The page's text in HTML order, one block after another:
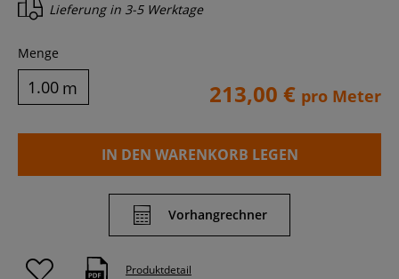
Lieferung in 3-5 Werktage
Menge
m 213,00 € pro Meter
IN DEN WARENKORB LEGEN
Vorhangrechner
Produktdetail